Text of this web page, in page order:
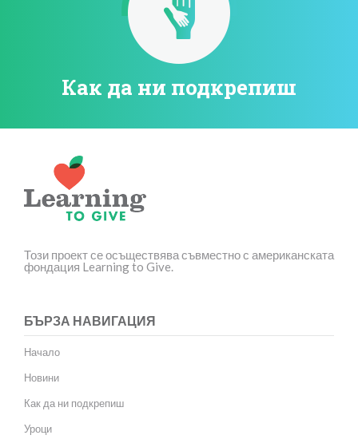
Как да ни подкрепиш
Този проект се осъществява съвместно с американската
фондация Learning to Give.
БЪРЗА НАВИГАЦИЯ
Начало
Новини
Как да ни подкрепиш
Уроци